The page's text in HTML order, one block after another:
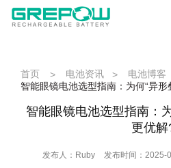
首页 > 电池资讯 > 电池博客
智能眼镜电池选型指南：为何“异
智能眼镜电池选型指南：
更优解
发布人：Ruby 发布时间：2025-